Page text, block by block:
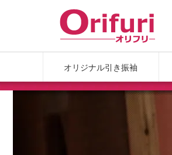
オリジナル引き振袖